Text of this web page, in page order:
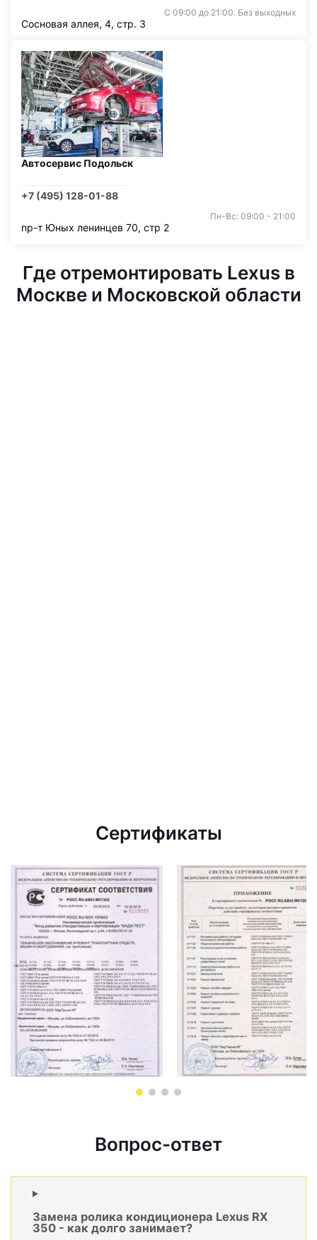
С 09:00 до 21:00. Без выходных
Сосновая аллея, 4, стр. 3
Автосервис Подольск
+7 (495) 128-01-88
Пн-Вс: 09:00 - 21:00
пр-т Юных ленинцев 70, стр 2
Где отремонтировать Lexus в
Москве и Московской области
Сертификаты
Вопрос-ответ
Замена ролика кондиционера Lexus RX
350 - как долго занимает?